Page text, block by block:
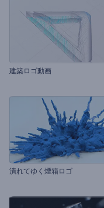
建築ロゴ動画
潰れてゆく煙箱ロゴ